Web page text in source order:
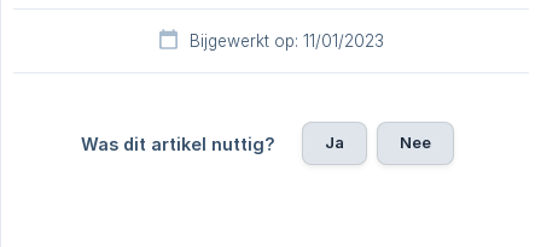
Bijgewerkt op: 11/01/2023
Was dit artikel nuttig? Ja Nee